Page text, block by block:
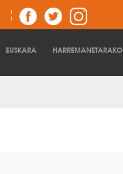
EUSKARA HARREMANETARAKO